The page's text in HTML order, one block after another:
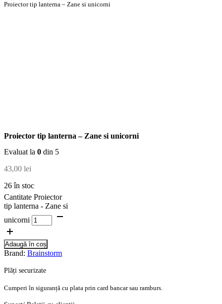
Proiector tip lanterna – Zane si unicorni
Proiector tip lanterna – Zane si unicorni
Evaluat la 0 din 5
43,00 lei
26 în stoc
Cantitate Proiector
tip lanterna - Zane si
unicorni
Adaugă în coș
Brand: Brainstorm
Plăți securizate
Cumperi în siguranță cu plata prin card bancar sau ramburs.